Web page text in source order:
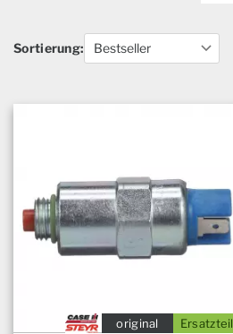
Sortierung:
Ersatzteil
original